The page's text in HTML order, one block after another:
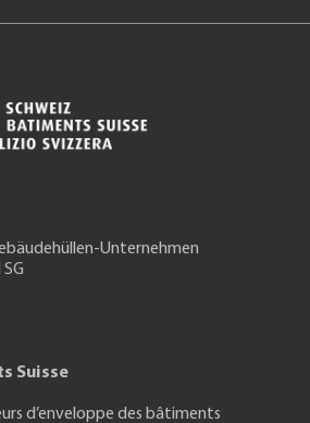
Unternehmen
Suisse
d’enveloppe des bâtiments